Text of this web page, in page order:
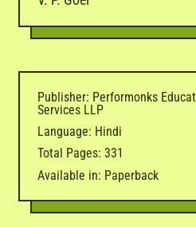
Publisher: Performonks
Services LLP
Language: Hindi
Total Pages: 331
Available in: Paperback